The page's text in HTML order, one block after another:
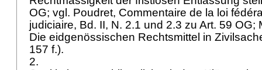
OG; vgl. Poudret, Commentaire de la loi
judiciaire, Bd. II, N. 2.1 und 2.3 zu Art. 59 OG;
Die eidgenössischen Rechtsmittel in
157 f.).
2.